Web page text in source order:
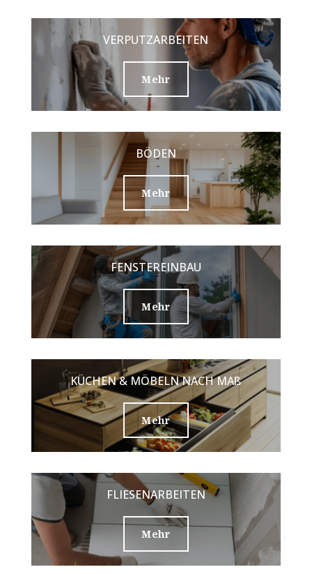
VERPUTZARBEITEN
Mehr
BÖDEN
Mehr
FENSTEREINBAU
Mehr
KÜCHEN & MÖBELN NACH MAß
Mehr
FLIESENARBEITEN
Mehr